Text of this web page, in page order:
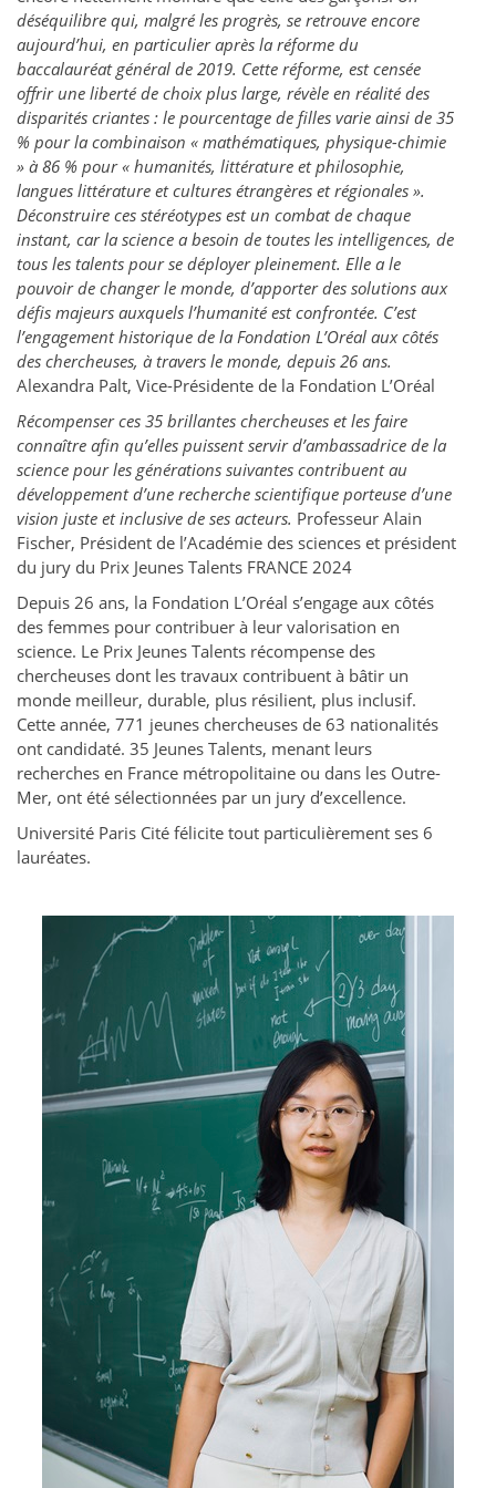
déséquilibre qui, malgré les progrès, se retrouve encore
aujourd’hui, en particulier après la réforme du
baccalauréat général de 2019. Cette réforme, est censée
offrir une liberté de choix plus large, révèle en réalité des
disparités criantes : le pourcentage de filles varie ainsi de 35
% pour la combinaison « mathématiques, physique-chimie
» à 86 % pour « humanités, littérature et philosophie,
langues littérature et cultures étrangères et régionales ».
Déconstruire ces stéréotypes est un combat de chaque
instant, car la science a besoin de toutes les intelligences, de
tous les talents pour se déployer pleinement. Elle a le
pouvoir de changer le monde, d’apporter des solutions aux
défis majeurs auxquels l’humanité est confrontée. C’est
l’engagement historique de la Fondation L’Oréal aux côtés
des chercheuses, à travers le monde, depuis 26 ans.
Alexandra Palt, Vice-Présidente de la Fondation L’Oréal
Récompenser ces 35 brillantes chercheuses et les faire
connaître afin qu’elles puissent servir d’ambassadrice de la
science pour les générations suivantes contribuent au
développement d’une recherche scientifique porteuse d’une
vision juste et inclusive de ses acteurs. Professeur Alain
Fischer, Président de l’Académie des sciences et président
du jury du Prix Jeunes Talents FRANCE 2024
Depuis 26 ans, la Fondation L’Oréal s’engage aux côtés
des femmes pour contribuer à leur valorisation en
science. Le Prix Jeunes Talents récompense des
chercheuses dont les travaux contribuent à bâtir un
monde meilleur, durable, plus résilient, plus inclusif.
Cette année, 771 jeunes chercheuses de 63 nationalités
ont candidaté. 35 Jeunes Talents, menant leurs
recherches en France métropolitaine ou dans les Outre-
Mer, ont été sélectionnées par un jury d’excellence.
Université Paris Cité félicite tout particulièrement ses 6
lauréates.